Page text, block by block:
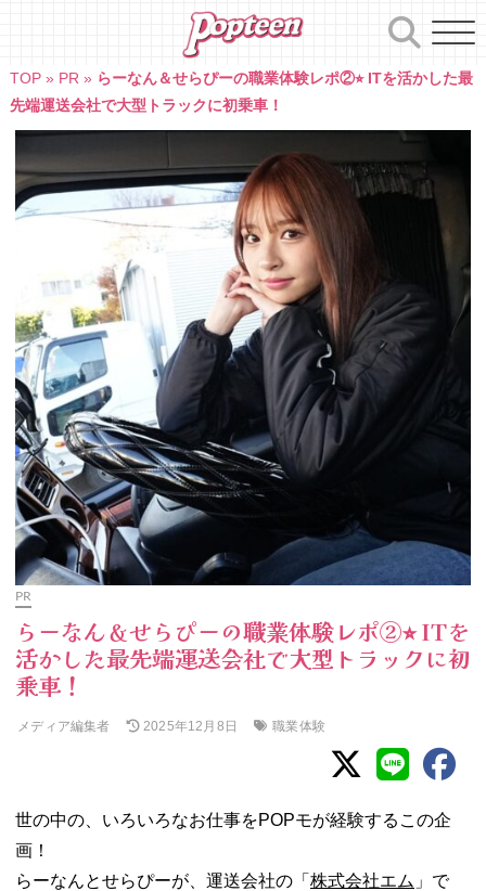
TOP» PR » らーなん＆せらぴーの職業体験レポ②⭐︎ ITを活かした最
先端運送会社で大型トラックに初乗車！
PR
らーなん＆せらぴーの職業体験レポ②⭐︎ ITを
活かした最先端運送会社で大型トラックに初
乗車！
メディア編集者 2025年12月8日 職業体験
世の中の、いろいろなお仕事をPOPモが経験するこの企
画！
らーなんとせらぴーが、運送会社の「 株式会社エム 」で